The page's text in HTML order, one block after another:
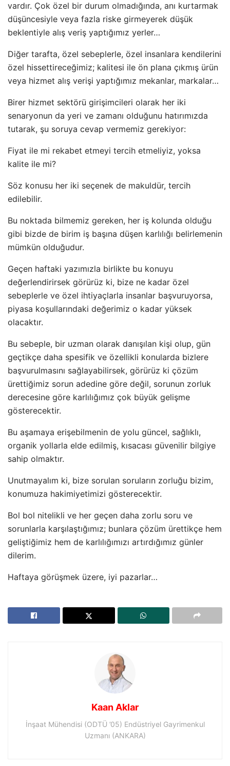
vardır. Çok özel bir durum olmadığında, anı kurtarmak
düşüncesiyle veya fazla riske girmeyerek düşük
beklentiyle alış veriş yaptığımız yerler…
Diğer tarafta, özel sebeplerle, özel insanlara kendilerini
özel hissettireceğimiz; kalitesi ile ön plana çıkmış ürün
veya hizmet alış verişi yaptığımız mekanlar, markalar…
Birer hizmet sektörü girişimcileri olarak her iki
senaryonun da yeri ve zamanı olduğunu hatırımızda
tutarak, şu soruya cevap vermemiz gerekiyor:
Fiyat ile mi rekabet etmeyi tercih etmeliyiz, yoksa
kalite ile mi?
Söz konusu her iki seçenek de makuldür, tercih
edilebilir.
Bu noktada bilmemiz gereken, her iş kolunda olduğu
gibi bizde de birim iş başına düşen karlılığı belirlemenin
mümkün olduğudur.
Geçen haftaki yazımızla birlikte bu konuyu
değerlendirirsek görürüz ki, bize ne kadar özel
sebeplerle ve özel ihtiyaçlarla insanlar başvuruyorsa,
piyasa koşullarındaki değerimiz o kadar yüksek
olacaktır.
Bu sebeple, bir uzman olarak danışılan kişi olup, gün
geçtikçe daha spesifik ve özellikli konularda bizlere
başvurulmasını sağlayabilirsek, görürüz ki çözüm
ürettiğimiz sorun adedine göre değil, sorunun zorluk
derecesine göre karlılığımız çok büyük gelişme
gösterecektir.
Bu aşamaya erişebilmenin de yolu güncel, sağlıklı,
organik yollarla elde edilmiş, kısacası güvenilir bilgiye
sahip olmaktır.
Unutmayalım ki, bize sorulan soruların zorluğu bizim,
konumuza hakimiyetimizi gösterecektir.
Bol bol nitelikli ve her geçen daha zorlu soru ve
sorunlarla karşılaştığımız; bunlara çözüm ürettikçe hem
geliştiğimiz hem de karlılığımızı artırdığımız günler
dilerim.
Haftaya görüşmek üzere, iyi pazarlar…
Kaan Aklar
İnşaat Mühendisi (ODTÜ ’05) Endüstriyel Gayrimenkul
Uzmanı (ANKARA)